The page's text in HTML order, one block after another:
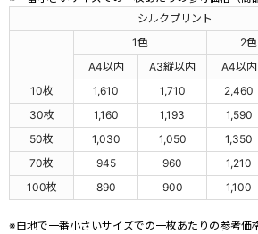
シルクプリント
1色
2
A4以内
A3縦以内 A4以内
10枚
1,610 1,710 2,460
30枚
1,160 1,193 1,590
50枚
1,030 1,050 1,350
70枚
945 960 1,210
100枚
890 900 1,100
※白地で一番小さいサイズでの一枚あたりの参考価